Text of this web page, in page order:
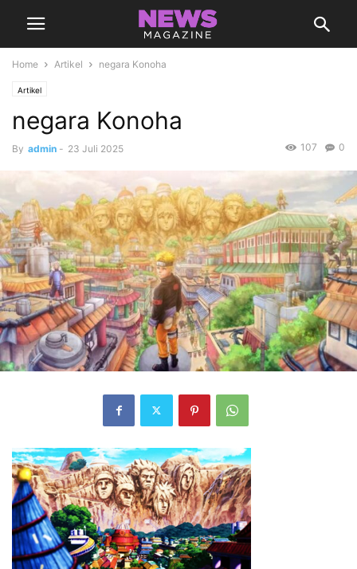
Home Artikel negara Konoha
Artikel
negara Konoha
By admin - 23 Juli 2025 0
107